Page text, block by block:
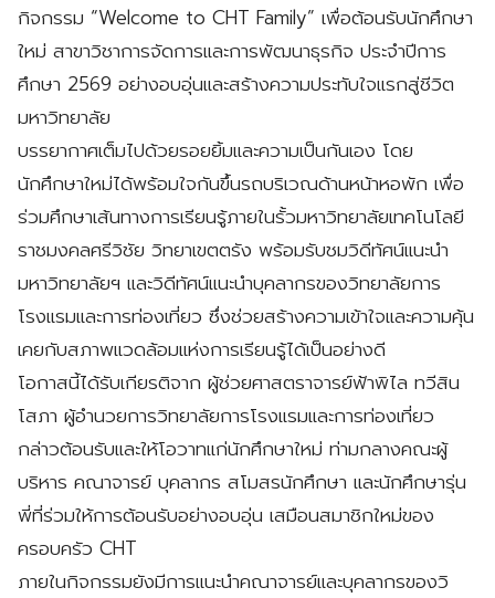
กิจกรรม “Welcome to CHT Family” เพื่อต้อนรับนักศึกษา
ใหม่ สาขาวิชาการจัดการและการพัฒนาธุรกิจ ประจำปีการ
ศึกษา 2569 อย่างอบอุ่นและสร้างความประทับใจแรกสู่ชีวิต
มหาวิทยาลัย
บรรยากาศเต็มไปด้วยรอยยิ้มและความเป็นกันเอง โดย
นักศึกษาใหม่ได้พร้อมใจกันขึ้นรถบริเวณด้านหน้าหอพัก เพื่อ
ร่วมศึกษาเส้นทางการเรียนรู้ภายในรั้วมหาวิทยาลัยเทคโนโลยี
ราชมงคลศรีวิชัย วิทยาเขตตรัง พร้อมรับชมวิดีทัศน์แนะนำ
มหาวิทยาลัยฯ และวิดีทัศน์แนะนำบุคลากรของวิทยาลัยการ
โรงแรมและการท่องเที่ยว ซึ่งช่วยสร้างความเข้าใจและความคุ้น
เคยกับสภาพแวดล้อมแห่งการเรียนรู้ได้เป็นอย่างดี
โอกาสนี้ได้รับเกียรติจาก ผู้ช่วยศาสตราจารย์ฟ้าพิไล ทวีสิน
โสภา ผู้อำนวยการวิทยาลัยการโรงแรมและการท่องเที่ยว
กล่าวต้อนรับและให้โอวาทแก่นักศึกษาใหม่ ท่ามกลางคณะผู้
บริหาร คณาจารย์ บุคลากร สโมสรนักศึกษา และนักศึกษารุ่น
พี่ที่ร่วมให้การต้อนรับอย่างอบอุ่น เสมือนสมาชิกใหม่ของ
ครอบครัว CHT
ภายในกิจกรรมยังมีการแนะนำคณาจารย์และบุคลากรของวิ